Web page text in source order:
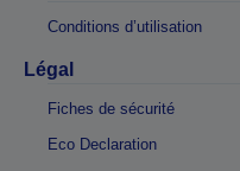
Conditions d’utilisation
Légal
Fiches de sécurité
Eco Declaration